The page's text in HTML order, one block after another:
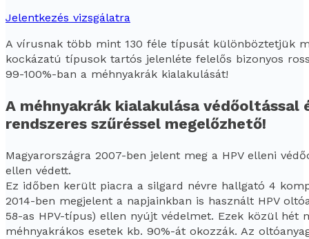
Jelentkezés vizsgálatra
A vírusnak több mint 130 féle típusát különböztetjük
kockázatú típusok tartós jelenléte felelős bizonyos
99-100%-ban a méhnyakrák kialakulását!
A méhnyakrák kialakulása védőoltással
rendszeres szűréssel megelőzhető!
Magyarországra 2007-ben jelent meg a HPV elleni
ellen védett.
Ez időben került piacra a silgard névre hallgató 4
2014-ben megjelent a napjainkban is használt HPV
58-as HPV-típus) ellen nyújt védelmet. Ezek közül hét
méhnyakrákos esetek kb. 90%-át okozzák. Az